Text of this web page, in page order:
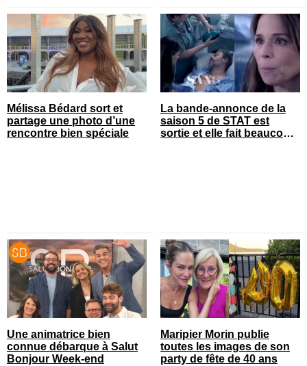
Mélissa Bédard sort et
partage une photo d’une
rencontre bien spéciale
La bande-annonce de la
saison 5 de STAT est
sortie et elle fait beaucoup
Une animatrice bien
connue débarque à Salut
Bonjour Week-end
Maripier Morin publie
toutes les images de son
party de fête de 40 ans